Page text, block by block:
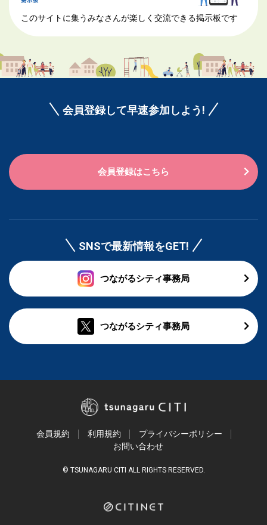
このサイトに集うみなさんが楽しく交流できる掲示板です
会員登録して早速参加しよう!
会員登録はこちら
SNSで最新情報をGET!
つながるシティ事務局
つながるシティ事務局
会員規約 利用規約
プライバシーポリシー
お問い合わせ
© TSUNAGARU CITI ALL RIGHTS RESERVED.